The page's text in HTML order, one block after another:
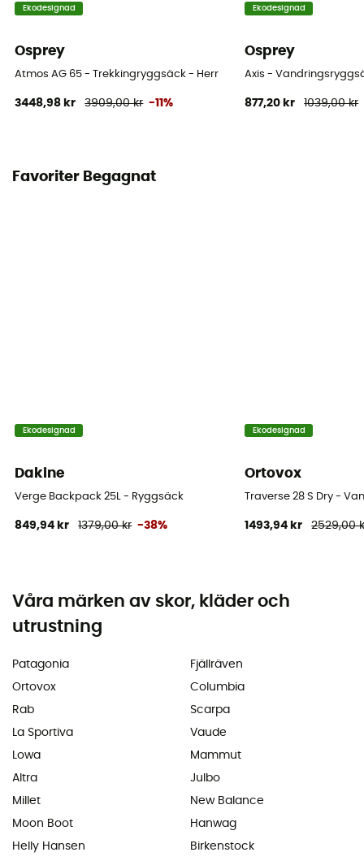
Ekodesignad
Osprey
Atmos AG 65 - Trekkingryggsäck - Herr
3448,98 kr 3909,00 kr -11%
Ekodesignad
Osprey
Axis -
877,20 kr 1039,00 kr
Favoriter Begagnat
Ekodesignad
Dakine
Verge Backpack 25L - Ryggsäck
849,94 kr 1379,00 kr -38%
Ekodesignad
Ortovox
Traverse 28 S Dry -
1493,94 kr 2529,00
Våra märken av skor, kläder och
utrustning
Patagonia
Ortovox
Rab
La Sportiva
Lowa
Altra
Millet
Moon Boot
Helly Hansen
Fjällräven
Columbia
Scarpa
Vaude
Mammut
Julbo
New Balance
Hanwag
Birkenstock